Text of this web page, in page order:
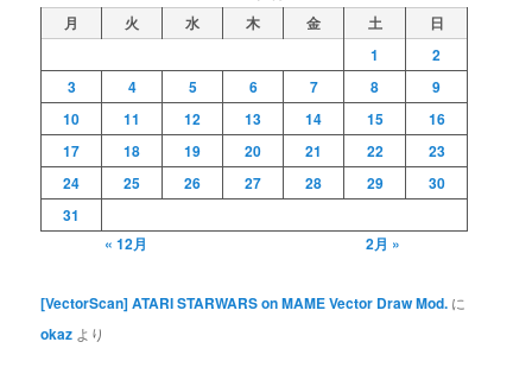
月 火 水 木 金 土
日
1
2
3
4 5 6 7 8
9
10
11 12 13 14 15
16
17
18 19 20 21 22
23
24
25 26 27 28 29
30
31
« 12月
2月 »
[VectorScan] ATARI STARWARS on MAME Vector Draw Mod. に
okaz より